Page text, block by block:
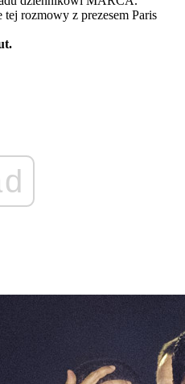
tej rozmowy z prezesem Paris